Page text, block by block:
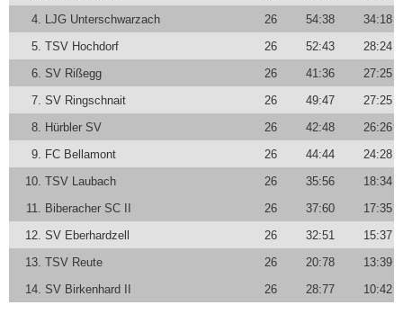
4. LJG Unterschwarzach 26 54:38
34:18
5. TSV Hochdorf 26 52:43
28:24
6. SV Rißegg 26 41:36
27:25
7. SV Ringschnait 26 49:47
27:25
8. Hürbler SV 26 42:48
26:26
9. FC Bellamont 26 44:44
24:28
10. TSV Laubach 26 35:56
18:34
11. Biberacher SC II 26 37:60
17:35
12. SV Eberhardzell 26 32:51
15:37
13. TSV Reute 26 20:78
13:39
14. SV Birkenhard II 26 28:77 10:42